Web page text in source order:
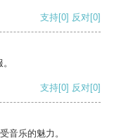
支持[0] 反对[0]
支持[0] 反对[0]
音乐的魅力。